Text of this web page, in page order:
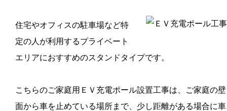
住宅やオフィスの駐車場など特
定の人が利用するプライベート
エリアにおすすめのスタンドタイプです。
こちらのご家庭用ＥＶ充電ポール設置工事は、ご家庭の壁
面から車を止めている場所まで、少し距離がある場合に車